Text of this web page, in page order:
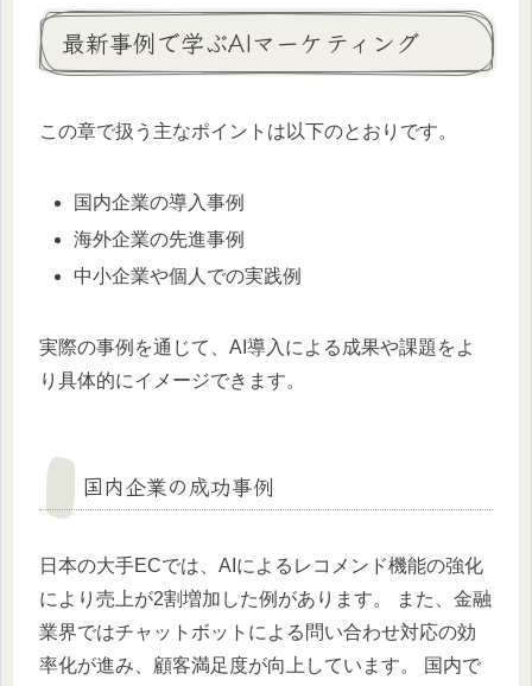
最新事例で学ぶAIマーケティング
この章で扱う主なポイントは以下のとおりです。
国内企業の導入事例
海外企業の先進事例
中小企業や個人での実践例
実際の事例を通じて、AI導入による成果や課題をよ
り具体的にイメージできます。
国内企業の成功事例
日本の大手ECでは、AIによるレコメンド機能の強化
により売上が2割増加した例があります。 また、金融
業界ではチャットボットによる問い合わせ対応の効
率化が進み、顧客満足度が向上しています。 国内で